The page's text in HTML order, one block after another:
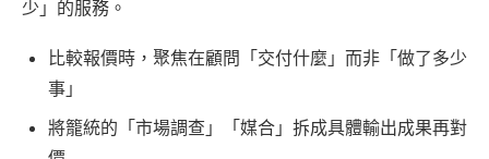
少」的服務。
比較報價時，聚焦在顧問「交付什麼」而非「做了多少
事」
將籠統的「市場調查」「媒合」拆成具體輸出成果再對